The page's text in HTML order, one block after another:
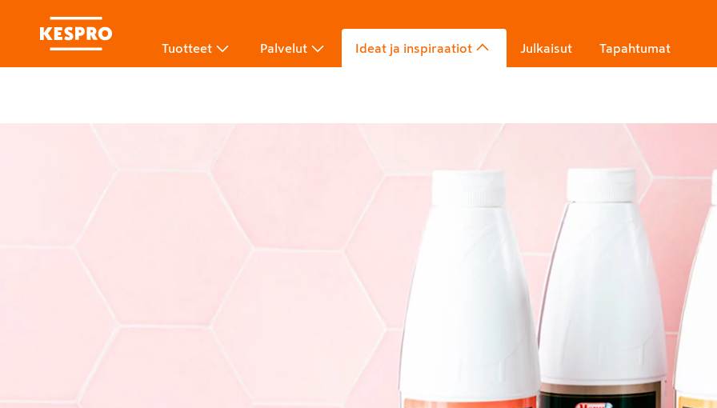
Tuotteet Palvelut Ideat ja inspiraatiot Julkaisut Tapahtumat